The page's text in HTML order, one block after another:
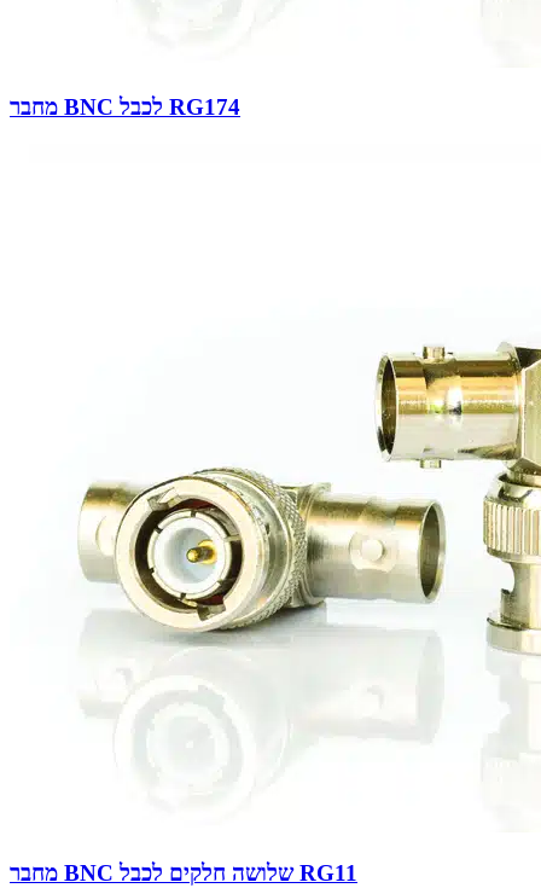
מחבר BNC לכבל RG174
מחבר BNC שלושה חלקים לכבל RG11